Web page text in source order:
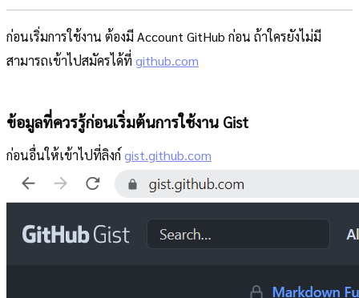
ก่อนเริ่มการใช้งาน ต้องมี Account GitHub ก่อน ถ้าใครยังไม่มี
สามารถเข้าไปสมัครได้ที่ github.com
ข้อมูลที่ควรรู้ก่อนเริ่มต้นการใช้งาน Gist
ก่อนอื่นให้เข้าไปที่ลิงก์ gist.github.com